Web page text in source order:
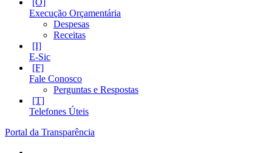
Execução Orçamentária
Despesas
Receitas
E-Sic
Fale Conosco
Perguntas e Respostas
Telefones Úteis
Portal da Transparência